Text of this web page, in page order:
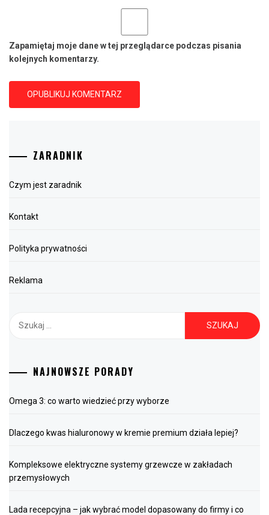
Zapamiętaj moje dane w tej przeglądarce podczas pisania
kolejnych komentarzy.
ZARADNIK
Czym jest zaradnik
Kontakt
Polityka prywatności
Reklama
NAJNOWSZE PORADY
Omega 3: co warto wiedzieć przy wyborze
Dlaczego kwas hialuronowy w kremie premium działa lepiej?
Kompleksowe elektryczne systemy grzewcze w zakładach
przemysłowych
Lada recepcyjna – jak wybrać model dopasowany do firmy i co